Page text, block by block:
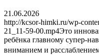
21.06.2026
http://kcsor-himki.ru/wp-
21_11-59-00.mp4Это
ребёнка главному супер-
вниманием и